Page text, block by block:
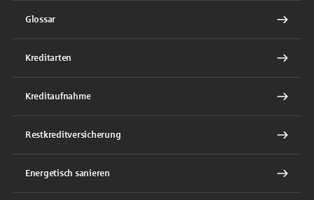
Glossar
Kreditarten
Kreditaufnahme
Restkreditversicherung
Energetisch sanieren